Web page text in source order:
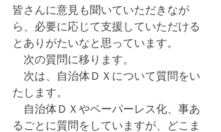
皆さんに意見も聞いていただきなが
ら、必要に応じて支援していただける
とありがたいなと思っています。
次の質問に移ります。
次は、自治体ＤＸについて質問をい
たします。
自治体ＤＸやペーパーレス化、事あ
るごとに質問をしていますが、どこま